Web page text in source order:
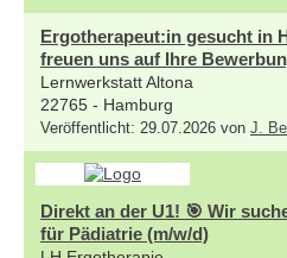
Ergotherapeut:in gesucht in
freuen uns auf Ihre
Lernwerkstatt Altona
22765 - Hamburg
Veröffentlicht: 29.07.2026 von J.
Direkt an der U1! 🎯 Wir
für Pädiatrie (m/w/d)